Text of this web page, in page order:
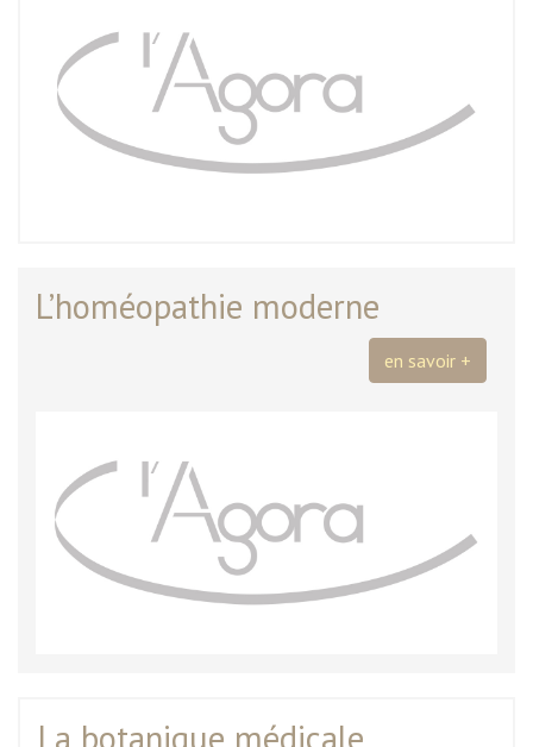
L’homéopathie moderne
en savoir +